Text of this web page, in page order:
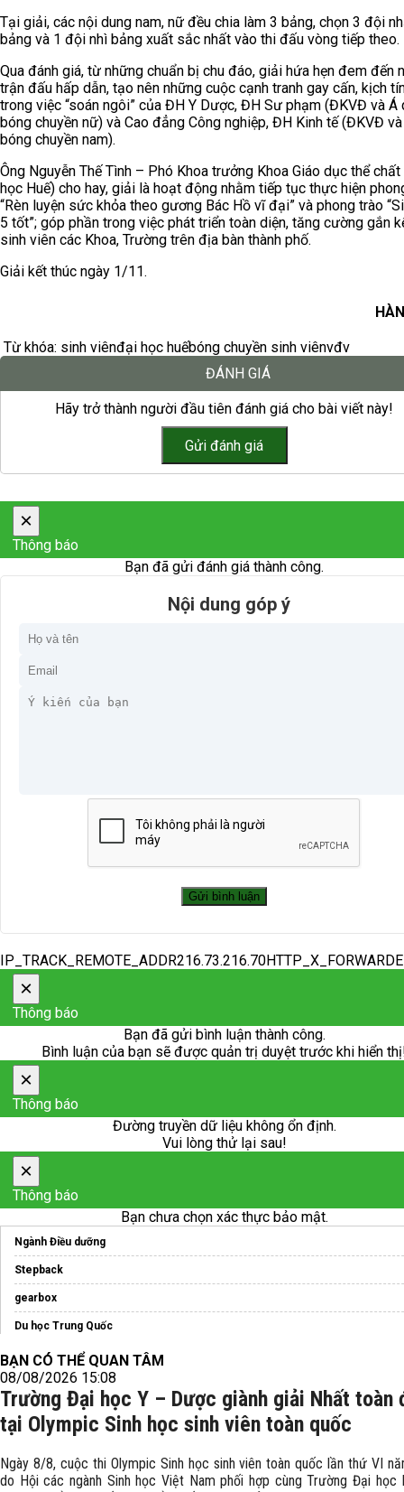
Tại giải, các nội dung nam, nữ đều chia làm 3 bảng, chọn 3 đội
bảng và 1 đội nhì bảng xuất sắc nhất vào thi đấu vòng tiếp theo.
Qua đánh giá, từ những chuẩn bị chu đáo, giải hứa hẹn đem đến
trận đấu hấp dẫn, tạo nên những cuộc cạnh tranh gay cấn, kịch
trong việc “soán ngôi” của ĐH Y Dược, ĐH Sư phạm (ĐKVĐ và Á
bóng chuyền nữ) và Cao đẳng Công nghiệp, ĐH Kinh tế (ĐKVĐ
bóng chuyền nam).
Ông Nguyễn Thế Tình – Phó Khoa trưởng Khoa Giáo dục thể
học Huế) cho hay, giải là hoạt động nhằm tiếp tục thực hiện
“Rèn luyện sức khỏa theo gương Bác Hồ vĩ đại” và phong trào
5 tốt”; góp phần trong việc phát triển toàn diện, tăng cường gắn
sinh viên các Khoa, Trường trên địa bàn thành phố.
Giải kết thúc ngày 1/11.
Từ khóa: sinh viênđại học huếbóng chuyền sinh viênvđv
ĐÁNH GIÁ
Hãy trở thành người đầu tiên đánh giá cho bài viết này!
×
Thông báo
Bạn đã gửi đánh giá thành công.
Nội dung góp ý
×
Thông báo
Bạn đã gửi bình luận thành công.
Bình luận của bạn sẽ được quản trị duyệt trước khi hiển
×
Thông báo
Đường truyền dữ liệu không ổn định.
Vui lòng thử lại sau!
×
Thông báo
Bạn chưa chọn xác thực bảo mật.
Ngành Điều dưỡng
Stepback
gearbox
Du học Trung Quốc
Chương trìnhdu học Ba Lan
Trung tâmTư vấn du học nhật bản
Học bổng du học Đài Loan
BẠN CÓ THỂ QUAN TÂM
08/08/2026 15:08
Trường Đại học Y – Dược giành giải Nhất toàn
tại Olympic Sinh học sinh viên toàn quốc
Ngày 8/8, cuộc thi Olympic Sinh học sinh viên toàn quốc lần thứ VI
do Hội các ngành Sinh học Việt Nam phối hợp cùng Trường Đại học